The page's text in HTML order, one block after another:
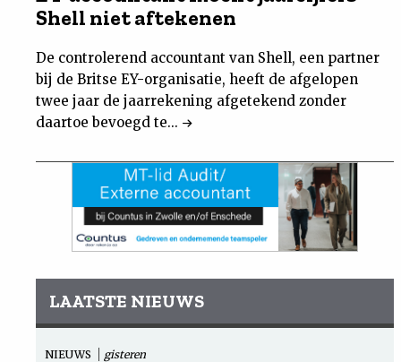
Shell niet aftekenen
De controlerend accountant van Shell, een partner
bij de Britse EY-organisatie, heeft de afgelopen
twee jaar de jaarrekening afgetekend zonder
daartoe bevoegd te...
LAATSTE NIEUWS
NIEUWS gisteren